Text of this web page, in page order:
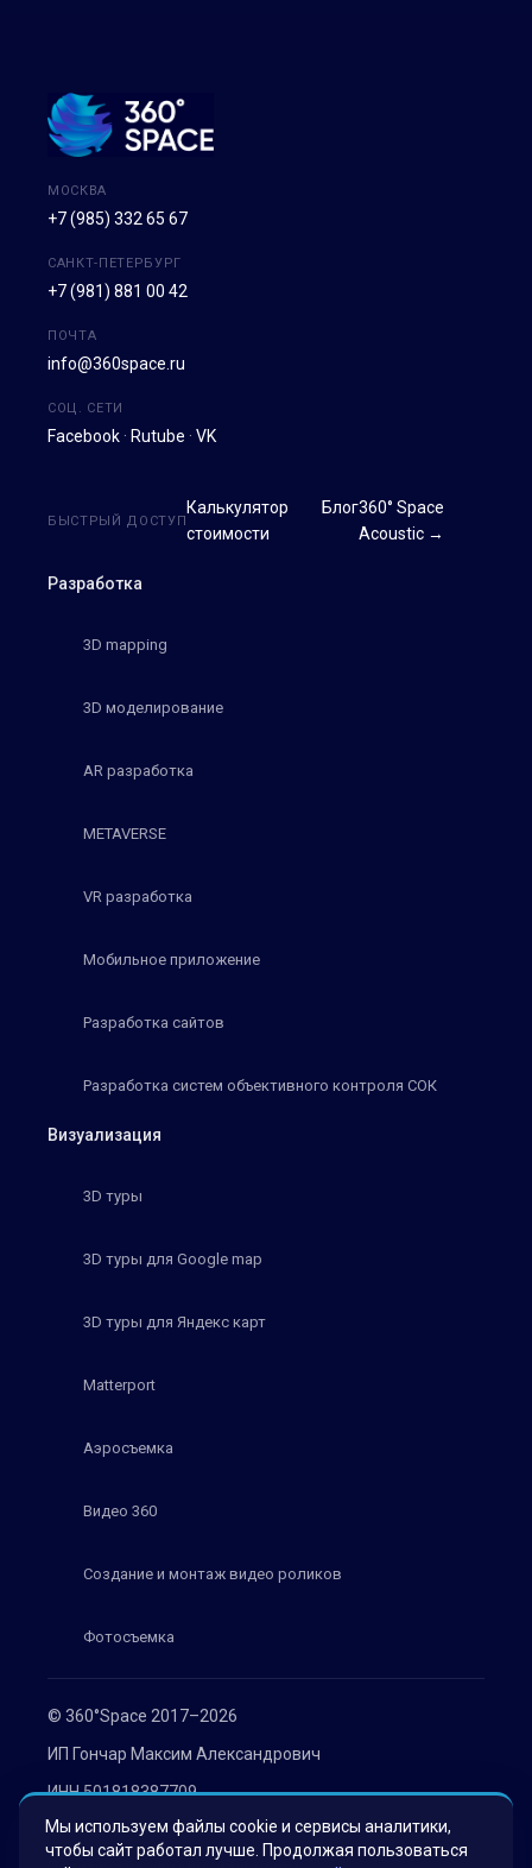
© 360°Space 2017–2026
ИП Гончар Максим Александрович
ИНН 501818387709
ОГРН 319508100030536
МОСКВА
+7 (985) 332 65 67
САНКТ-ПЕТЕРБУРГ
+7 (981) 881 00 42
ПОЧТА
info@360space.ru
СОЦ. СЕТИ
Facebook · Rutube · VK
Разработка
3D mapping
3D моделирование
AR разработка
METAVERSE
VR разработка
Мобильное приложение
Разработка сайтов
Разработка систем объективного контроля СОК
Визуализация
3D туры
3D туры для Google map
3D туры для Яндекс карт
Matterport
Аэросъемка
Видео 360
Создание и монтаж видео роликов
Фотосъемка
БЫСТРЫЙ ДОСТУП
Калькулятор
стоимости
Блог360° Space
Acoustic →
Мы используем файлы cookie и сервисы аналитики,
чтобы сайт работал лучше. Продолжая пользоваться